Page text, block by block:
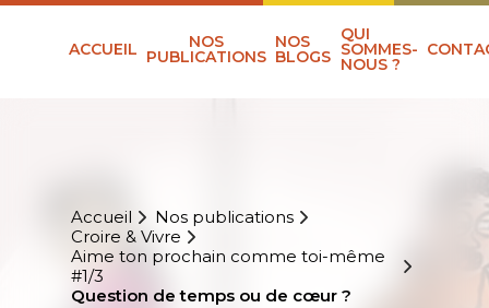
ACCUEIL NOS
PUBLICATIONS
NOS
BLOGS
QUI
SOMMES-
NOUS ?
Accueil
Nos publications
Croire & Vivre
Aime ton prochain comme toi-même
#1/3
Question de temps ou de cœur ?